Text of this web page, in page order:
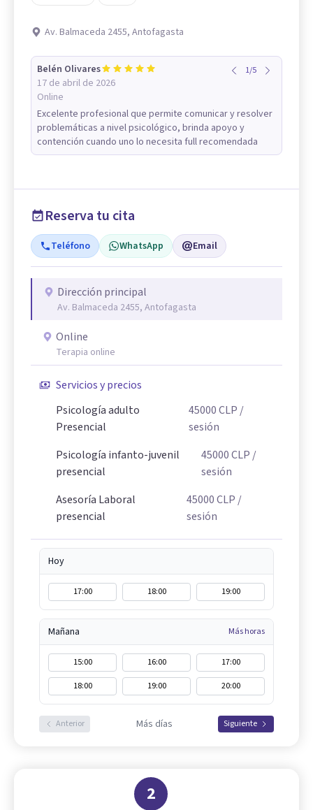
Av. Balmaceda 2455, Antofagasta
Belén Olivares
17 de abril de 2026
Online
1/5
Excelente profesional que permite comunicar y resolver
problemáticas a nivel psicológico, brinda apoyo y
contención cuando uno lo necesita full recomendada
Reserva tu cita
Teléfono WhatsApp Email
Dirección principal
Av. Balmaceda 2455, Antofagasta
Online
Terapia online
Servicios y precios
Psicología adulto
Presencial
45000CLP/
sesión
Psicología infanto-juvenil
presencial
45000CLP/
sesión
Asesoría Laboral
presencial
45000CLP/
sesión
Hoy
17:00 18:00 19:00
Mañana Más horas
15:00 16:00
17:00
18:00
19:00 20:00
Anterior Más días Siguiente
2